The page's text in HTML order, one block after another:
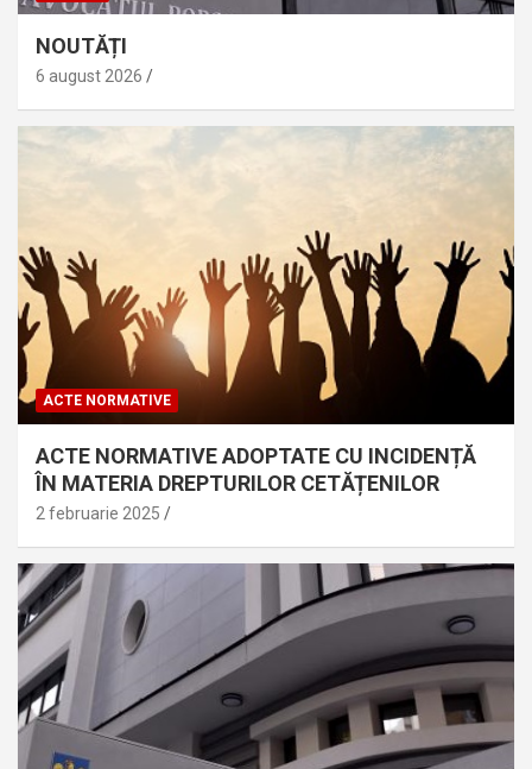
NOUTĂȚI
6 august 2026
ACTE NORMATIVE
ACTE NORMATIVE ADOPTATE CU INCIDENȚĂ
ÎN MATERIA DREPTURILOR CETĂȚENILOR
2 februarie 2025